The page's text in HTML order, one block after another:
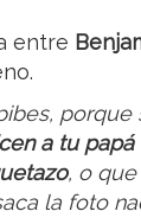
entre
porque
a tu
, o
la foto